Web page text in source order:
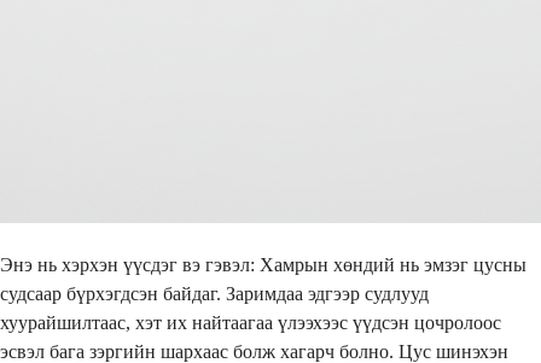
Энэ нь хэрхэн үүсдэг вэ гэвэл: Хамрын хөндий нь эмзэг цусны
судсаар бүрхэгдсэн байдаг. Заримдаа эдгээр судлууд
хуурайшилтаас, хэт их найтаагаа үлээхээс үүдсэн цочролоос
эсвэл бага зэргийн шархаас болж хагарч болно. Цус шинэхэн